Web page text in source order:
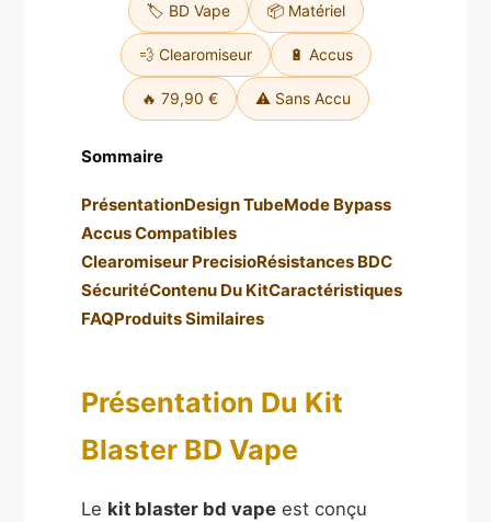
🏷️ BD Vape 📦 Matériel
💨 Clearomiseur 🔋 Accus
🔥 79,90 € ⚠️ Sans Accu
Sommaire
PrésentationDesign TubeMode Bypass
Accus Compatibles
Clearomiseur PrecisioRésistances BDC
SécuritéContenu Du KitCaractéristiques
FAQProduits Similaires
Présentation Du Kit
Blaster BD Vape
Le kit blaster bd vape est conçu